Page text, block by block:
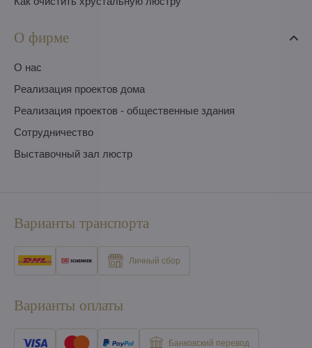
О фирме
O нас
Pеализация проектов дома
Pеализация проектов - общественные здания
Сотрудничество
Выставочный зал люстр
Варианты транспорта
Личный сбор
Варианты оплаты
Банковский перевод